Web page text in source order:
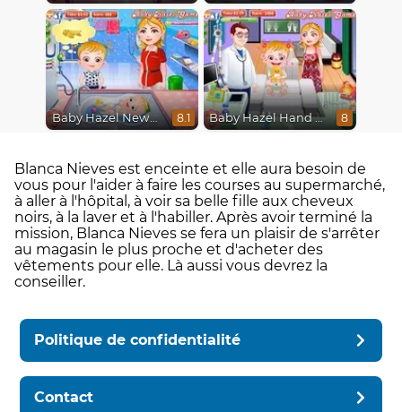
Baby Hazel Newborn Vaccination 8.1 Baby Hazel Hand Fracture 8
Blanca Nieves est enceinte et elle aura besoin de
vous pour l'aider à faire les courses au supermarché,
à aller à l'hôpital, à voir sa belle fille aux cheveux
noirs, à la laver et à l'habiller. Après avoir terminé la
mission, Blanca Nieves se fera un plaisir de s'arrêter
au magasin le plus proche et d'acheter des
vêtements pour elle. Là aussi vous devrez la
conseiller.
Politique de confidentialité
Contact